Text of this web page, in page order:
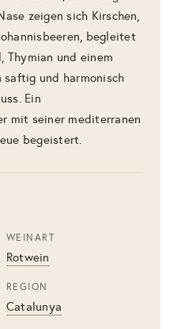
zeigen sich Kirschen,
begleitet
Thymian und einem
saftig und harmonisch
Ein
mit seiner mediterranen
begeistert.
WEINART
Rotwein
REGION
Catalunya